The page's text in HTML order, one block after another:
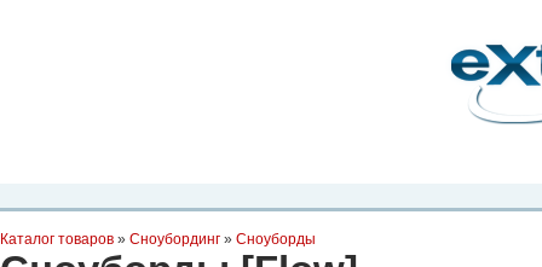
Каталог товаров » Сноубординг » Сноуборды